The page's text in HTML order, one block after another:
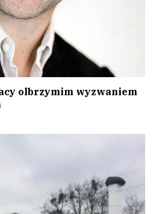
olbrzymim wyzwaniem